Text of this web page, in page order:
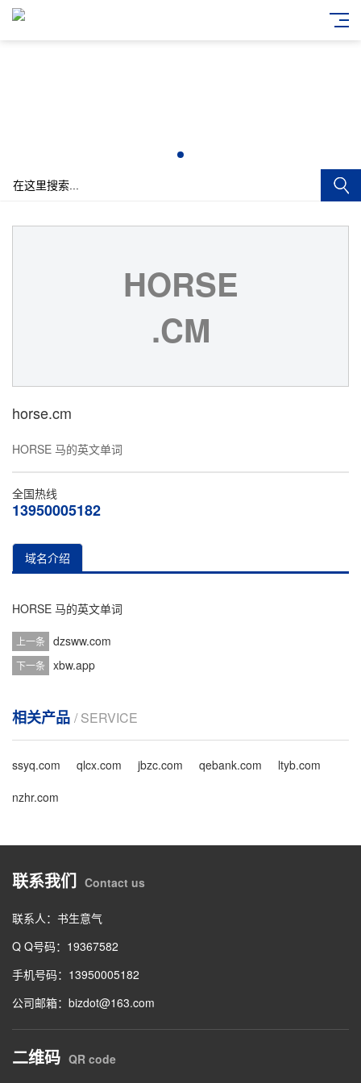
HORSE
.CM
horse.cm
HORSE 马的英文单词
全国热线
13950005182
域名介绍
HORSE 马的英文单词
上一条 dzsww.com
下一条 xbw.app
相关产品 / SERVICE
ssyq.com qlcx.com jbzc.com qebank.com
ltyb.com
nzhr.com
联系我们 Contact us
联系人：书生意气
Q Q号码：19367582
手机号码：13950005182
公司邮箱：bizdot@163.com
二维码 QR code